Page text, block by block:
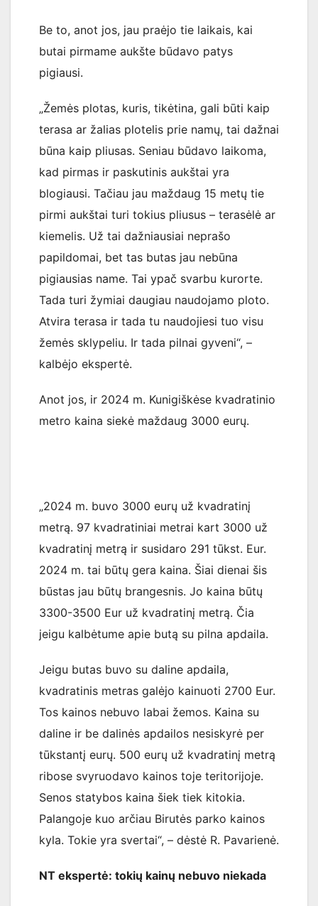
Be to, anot jos, jau praėjo tie laikais, kai
butai pirmame aukšte būdavo patys
pigiausi.
„Žemės plotas, kuris, tikėtina, gali būti kaip
terasa ar žalias plotelis prie namų, tai dažnai
būna kaip pliusas. Seniau būdavo laikoma,
kad pirmas ir paskutinis aukštai yra
blogiausi. Tačiau jau maždaug 15 metų tie
pirmi aukštai turi tokius pliusus – terasėlė ar
kiemelis. Už tai dažniausiai neprašo
papildomai, bet tas butas jau nebūna
pigiausias name. Tai ypač svarbu kurorte.
Tada turi žymiai daugiau naudojamo ploto.
Atvira terasa ir tada tu naudojiesi tuo visu
žemės sklypeliu. Ir tada pilnai gyveni“, –
kalbėjo ekspertė.
Anot jos, ir 2024 m. Kunigiškėse kvadratinio
metro kaina siekė maždaug 3000 eurų.
„2024 m. buvo 3000 eurų už kvadratinį
metrą. 97 kvadratiniai metrai kart 3000 už
kvadratinį metrą ir susidaro 291 tūkst. Eur.
2024 m. tai būtų gera kaina. Šiai dienai šis
būstas jau būtų brangesnis. Jo kaina būtų
3300-3500 Eur už kvadratinį metrą. Čia
jeigu kalbėtume apie butą su pilna apdaila.
Jeigu butas buvo su daline apdaila,
kvadratinis metras galėjo kainuoti 2700 Eur.
Tos kainos nebuvo labai žemos. Kaina su
daline ir be dalinės apdailos nesiskyrė per
tūkstantį eurų. 500 eurų už kvadratinį metrą
ribose svyruodavo kainos toje teritorijoje.
Senos statybos kaina šiek tiek kitokia.
Palangoje kuo arčiau Birutės parko kainos
kyla. Tokie yra svertai“, – dėstė R. Pavarienė.
NT ekspertė: tokių kainų nebuvo niekada